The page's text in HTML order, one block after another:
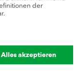
frisch und